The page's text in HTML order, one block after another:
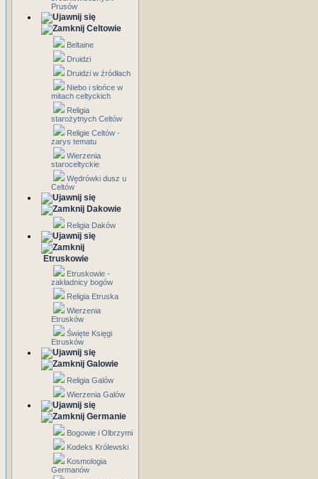
Prusów
Celtowie
Beltaine
Druidzi
Druidzi w źródłach
Niebo i słońce w
mitach celtyckich
Religia
starożytnych Celtów
Religie Celtów -
zarys tematu
Wierzenia
staroceltyckie
Wędrówki dusz u
Celtów
Dakowie
Religia Daków
Etruskowie
Etruskowie -
zakładnicy bogów
Religia Etruska
Wierzenia
Etrusków
Święte Księgi
Etrusków
Galowie
Religia Galów
Wierzenia Galów
Germanie
Bogowie i Olbrzymi
Kodeks Królewski
Kosmologia
Germanów